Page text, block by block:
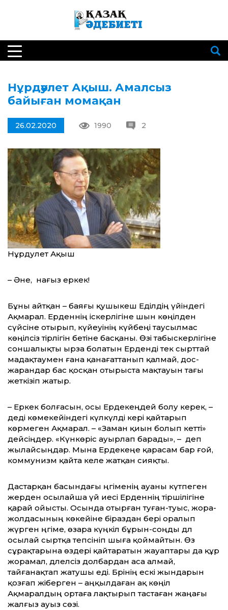
Нұрдәулет Ақыш. Амалсыз
байыған момақан
26.02.2020 1990 2
Нұрдәулет Ақыш
– Әне, нағыз еркек!
Бұны айтқан – баяғы қушыкеш Еділдің үйіндегі
Ақмарал. Ерденнің іскерлігіне шын көңілден
сүйсіне отырып, күйеуінің күйбеңі таусылмас
көңілсіз тірлігін бетіне басқаны. Өзі табыскерлігіне
соншалықты ырза болатын Ерденді тек сырттай
мадақтаумен ғана қанағаттанып қалмай, дос-
жарандар бас қосқан отырыста мақтауын тағы
жеткізіп жатыр.
– Еркек болғасын, осы Ердекеңдей болу керек, –
деді көмекейіндегі күлкүлді кері қайтарып
көрмеген Ақмарал. – «Заман қиын болып кетті»
дейсіңдер. «Күнкөріс ауырлап барады», – деп
жылайсыңдар. Мына Ердекеңе қарасам бар ғой,
коммунизм қайта келе жатқан сияқты.
Дастарқан басындағы әңгіменің ауаны күтпеген
жерден осылайша үй иесі Ерденнің тіршілігіне
қарай ойысты. Осында отырған туған-туыс, жора-
жолдасының көкейіне біраздан бері оралып
жүрген әңгіме, өзара күңкіл бұрын-соңды дәл
осылай сыртқа тепсі­ніп шыға қоймайтын. Өз
сұрақтарына өздері қайтаратын жауаптары да құр
жорамал, дәлелсіз долбардан аса алмай,
тайғанақтап жатушы еді. Бәрінің ескі жындарын
қозғап жіберген – аңқылдаған ақ көңіл
Ақмаралдың ортаға лақтырып тастаған жаңағы
жалғыз ауыз сөзі.